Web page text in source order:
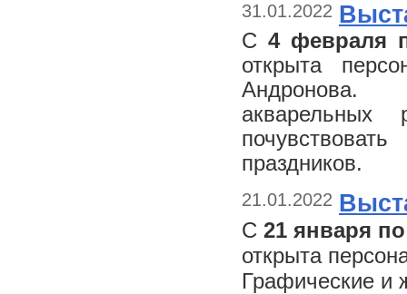
31.01.2022
С 4 февраля
открыта
Андронова.
акварельных
праздников.
21.01.2022
С 21 января
открыта
Графические и